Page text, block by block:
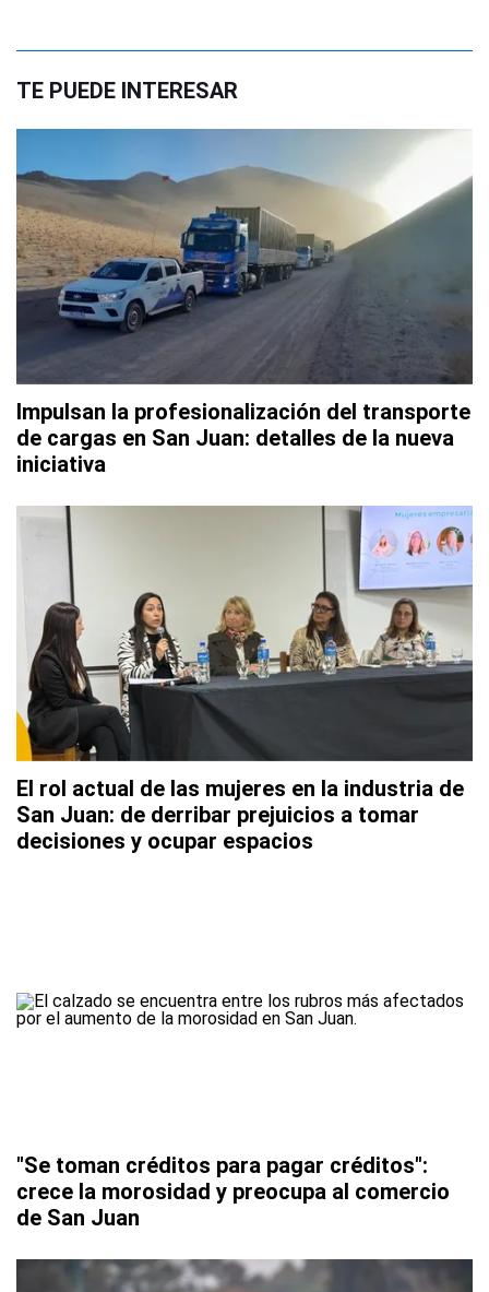
TE PUEDE INTERESAR
Impulsan la profesionalización del transporte
de cargas en San Juan: detalles de la nueva
iniciativa
El rol actual de las mujeres en la industria de
San Juan: de derribar prejuicios a tomar
decisiones y ocupar espacios
"Se toman créditos para pagar créditos":
crece la morosidad y preocupa al comercio
de San Juan